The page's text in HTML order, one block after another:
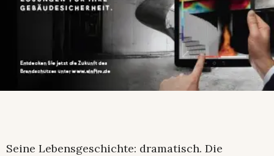
Seine Lebensgeschichte: dramatisch. Die